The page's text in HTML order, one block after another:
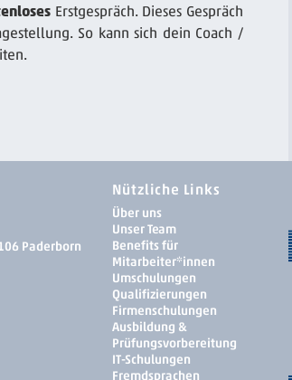
Erstgespräch. Dieses Gespräch
So kann sich dein Coach /
Paderborn
Nützliche Links
Über uns
Unser Team
Benefits für
Mitarbeiter*innen
Umschulungen
Qualifizierungen
Firmenschulungen
Ausbildung &
Prüfungsvorbereitung
IT-Schulungen
Fremdsprachen